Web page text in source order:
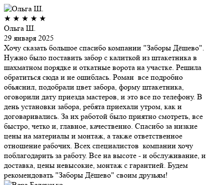
★ ★ ★ ★ ★
Ольга Ш.
29 января 2025
Хочу сказать большое спасибо компании "Заборы Дёшево".
Нужно было поставить забор с калиткой из штакетника в
шахматном порядке и откатные ворота на участке. Решила
обратиться сюда и не ошиблась. Роман все подробно
обьяснил, подобрали цвет забора, форму штакетника,
оговорили дату приезда мастеров, и это все по телефону. В
день установки забора, ребята приехали утром, как и
договаривались. За их работой было приятно смотреть, все
быстро, четко и, главное, качественно. Спасибо за низкие
цены на материалы и монтаж, а также ответственное
отношение рабочих. Всех специалистов компании хочу
поблагодарить за работу. Все на высоте - и обслуживание, и
доставка, цены невысокие, монтаж с гарантией. Будем
рекомендовать "Заборы Дёшево" своим друзьям!